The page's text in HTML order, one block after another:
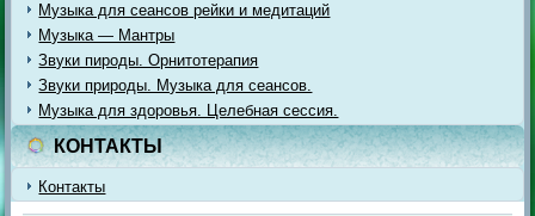
Музыка для сеансов рейки и медитаций
Музыка — Мантры
Звуки пироды. Орнитотерапия
Звуки природы. Музыка для сеансов.
Музыка для здоровья. Целебная сессия.
КОНТАКТЫ
Контакты